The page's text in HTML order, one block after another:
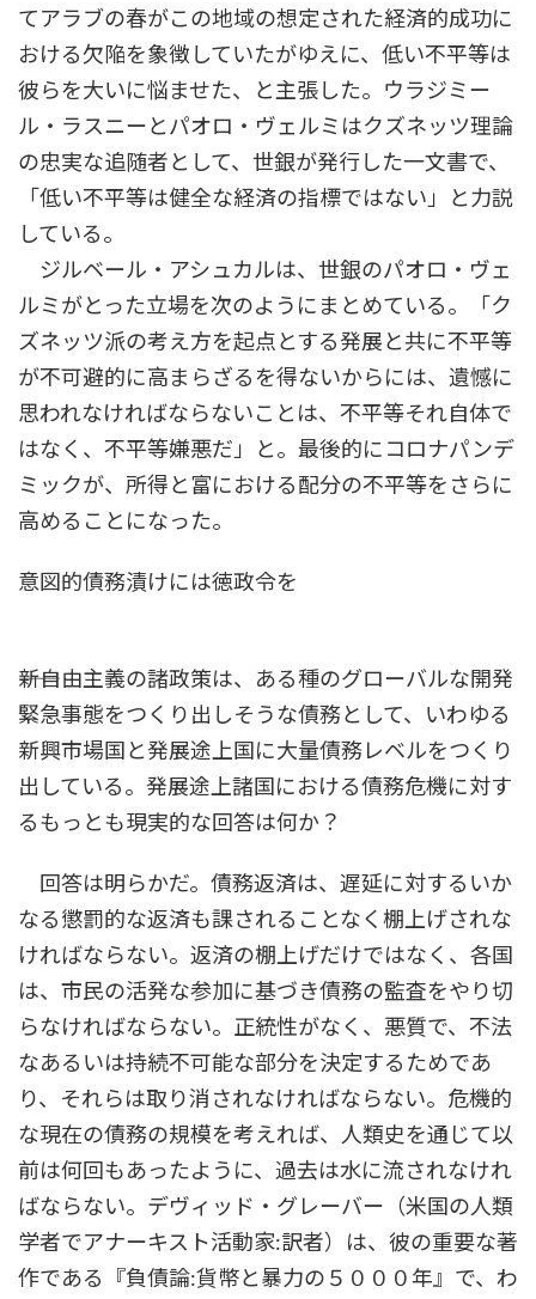
てアラブの春がこの地域の想定された経済的成功に
おける欠陥を象徴していたがゆえに、低い不平等は
彼らを大いに悩ませた、と主張した。ウラジミー
ル・ラスニーとパオロ・ヴェルミはクズネッツ理論
の忠実な追随者として、世銀が発行した一文書で、
「低い不平等は健全な経済の指標ではない」と力説
している。
ジルベール・アシュカルは、世銀のパオロ・ヴェ
ルミがとった立場を次のようにまとめている。「ク
ズネッツ派の考え方を起点とする発展と共に不平等
が不可避的に高まらざるを得ないからには、遺憾に
思われなければならないことは、不平等それ自体で
はなく、不平等嫌悪だ」と。最後的にコロナパンデ
ミックが、所得と富における配分の不平等をさらに
高めることになった。
意図的債務漬けには徳政令を
――新自由主義の諸政策は、ある種のグローバルな開発
緊急事態をつくり出しそうな債務として、いわゆる
新興市場国と発展途上国に大量債務レベルをつくり
出している。発展途上諸国における債務危機に対す
るもっとも現実的な回答は何か？
回答は明らかだ。債務返済は、遅延に対するいか
なる懲罰的な返済も課されることなく棚上げされな
ければならない。返済の棚上げだけではなく、各国
は、市民の活発な参加に基づき債務の監査をやり切
らなければならない。正統性がなく、悪質で、不法
なあるいは持続不可能な部分を決定するためであ
り、それらは取り消されなければならない。危機的
な現在の債務の規模を考えれば、人類史を通じて以
前は何回もあったように、過去は水に流されなけれ
ばならない。デヴィッド・グレーバー（米国の人類
学者でアナーキスト活動家:訳者）は、彼の重要な著
作である『負債論:貨幣と暴力の５０００年』で、わ